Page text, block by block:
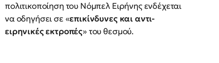
πολιτικοποίηση του Νόμπελ Ειρήνης ενδέχεται
να οδηγήσει σε «επικίνδυνες και αντι-
ειρηνικές εκτροπές» του θεσμού.